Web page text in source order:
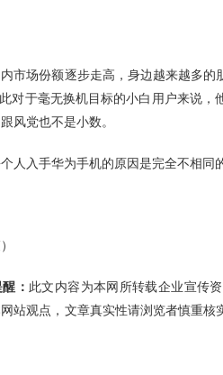
市场份额逐步走高，身边越来越多
对于毫无换机目标的小白用户来说
风党也不是小数。
人入手华为手机的原因是完全不相同
： 此文内容为本网所转载企业宣传
站观点，文章真实性请浏览者慎重